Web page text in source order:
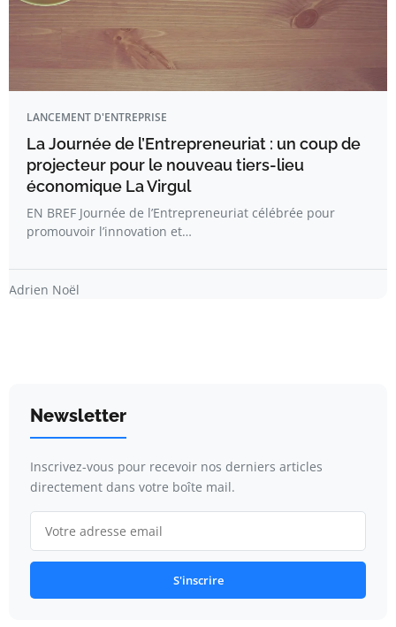
LANCEMENT D'ENTREPRISE
La Journée de l’Entrepreneuriat : un coup de
projecteur pour le nouveau tiers-lieu
économique La Virgul
EN BREF Journée de l’Entrepreneuriat célébrée pour
promouvoir l’innovation et…
Adrien Noël
Newsletter
Inscrivez-vous pour recevoir nos derniers articles
directement dans votre boîte mail.
S'inscrire